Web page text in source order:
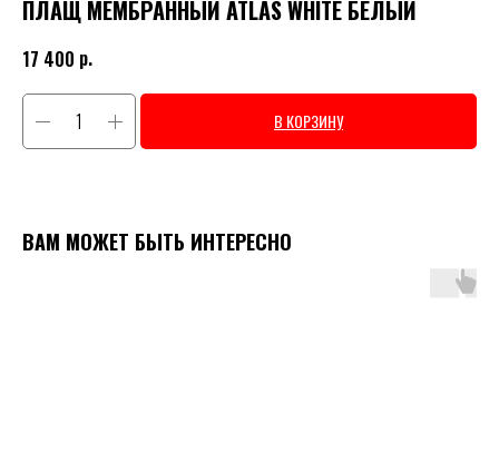
ПЛАЩ МЕМБРАННЫЙ ATLAS WHITE БЕЛЫЙ
17 400 р.
В КОРЗИНУ
ВАМ МОЖЕТ БЫТЬ ИНТЕРЕСНО